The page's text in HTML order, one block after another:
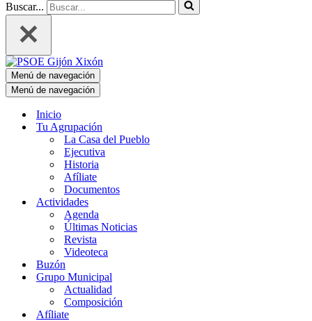
Buscar...
Menú de navegación
Menú de navegación
Inicio
Tu Agrupación
La Casa del Pueblo
Ejecutiva
Historia
Afíliate
Documentos
Actividades
Agenda
Últimas Noticias
Revista
Videoteca
Buzón
Grupo Municipal
Actualidad
Composición
Afíliate